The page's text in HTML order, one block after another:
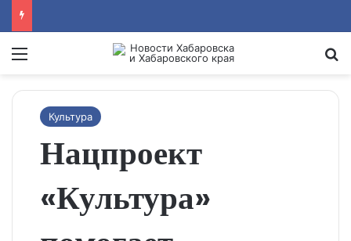
Menu
Культура
Нацпроект
«Культура»